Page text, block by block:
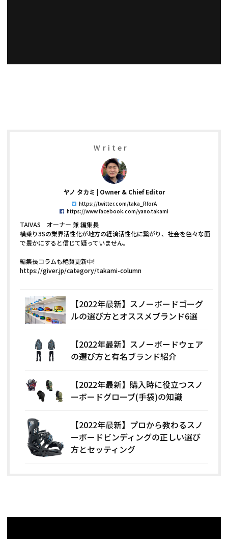
Writer
ヤノ タカミ Owner & Chief Editor
https://twitter.com/taka_RforA
https://www.facebook.com/yano.takami
TAIVAS オーナー 兼 編集長
横乗り3Sの業界活性化が地方の経済活性化に繋がり、社会を色々な面
で豊かにすると信じて疑っていません。
編集長コラムも絶賛更新中!
https://giver.jp/category/takami-column
【2022年最新】スノーボードゴーグ
ルの選び方とオススメブランド6選
【2022年最新】スノーボードウェア
の選び方と有名ブランド紹介
【2022年最新】購入時に役立つスノ
ーボードグローブ(手袋)の知識
【2022年最新】プロから教わるスノ
ーボードビンディングの正しい選び
方とセッティング